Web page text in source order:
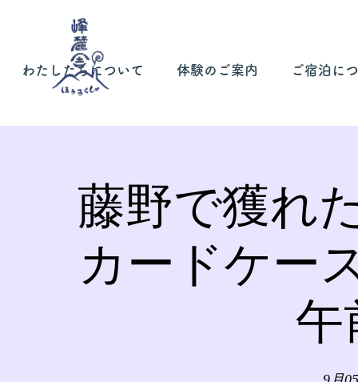
わたしたちについて 体験のご案内 ご宿泊に
藤野で獲れ
カードケー
午